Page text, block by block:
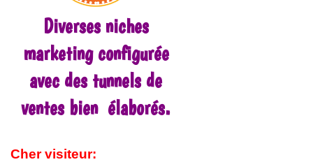
Diverses niches
marketing configurée
avec des tunnels de
ventes bien élaborés.
Cher visiteur: